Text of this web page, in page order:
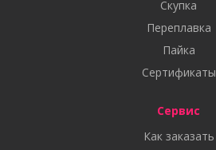
Скупка
Переплавка
Пайка
Сертификаты
Сервис
Как заказать